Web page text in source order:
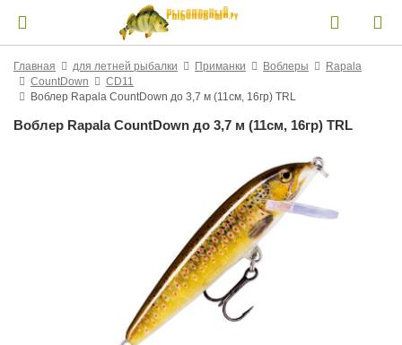
Главная для летней рыбалки Приманки Воблеры
Rapala
CountDown
CD11
Воблер Rapala CountDown до 3,7 м (11см, 16гр) TRL
Воблер Rapala CountDown до 3,7 м (11см, 16гр) TRL